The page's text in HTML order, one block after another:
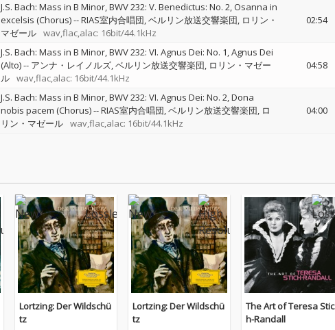
J.S. Bach: Mass in B Minor, BWV 232: V. Benedictus: No. 2, Osanna in
excelsis (Chorus)--RIAS室内合唱団 ベルリン放送交響楽団 ロリン・
マゼール wav,flac,alac: 16bit/44.1kHz
02:54
J.S. Bach: Mass in B Minor, BWV 232: VI. Agnus Dei: No. 1, Agnus Dei
(Alto)-- アンナ・レイノルズ ベルリン放送交響楽団 ロリン・マゼー
ル wav,flac,alac: 16bit/44.1kHz
04:58
J.S. Bach: Mass in B Minor, BWV 232: VI. Agnus Dei: No. 2, Dona
nobis pacem (Chorus)--RIAS室内合唱団 ベルリン放送交響楽団 ロ
リン・マゼール wav,flac,alac: 16bit/44.1kHz
04:00
Lortzing: Der Wildschü
tz
Lortzing: Der Wildschü
tz
The Art of Teresa Stic
h-Randall